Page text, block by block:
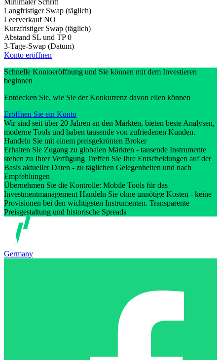
Minimaler Schritt
Langfristiger Swap (täglich)
Leerverkauf NO
Kurzfristiger Swap (täglich)
Abstand SL und TP 0
3-Tage-Swap (Datum)
Konto eröffnen
Schnelle Kontoeröffnung und Sie können mit dem Investieren
beginnen
Entdecken Sie, wie Sie der Konkurrenz davon eilen können
Eröffnen Sie ein Konto
Wir sind seit über 20 Jahren an den Märkten, bieten beste Analysen,
moderne Tools und haben tausende von zufriedenen Kunden.
Handeln Sie mit einem preisgekrönten Broker
Erhalten Sie Zugang zu globalen Märkten - tausende Instrumente
stehen zu Ihrer Verfügung Treffen Sie Ihre Entscheidungen auf der
Basis aktueller Daten - zu täglichen Gelegenheiten und nach
Empfehlungen
Übernehmen Sie die Kontrolle: Mobile Tools für das
Investmentmanagement Handeln Sie ohne unnötige Kosten - keine
Provisionen bei den wichtigsten Instrumenten. Transparente
Preisgestaltung und historische Spreads
Germany